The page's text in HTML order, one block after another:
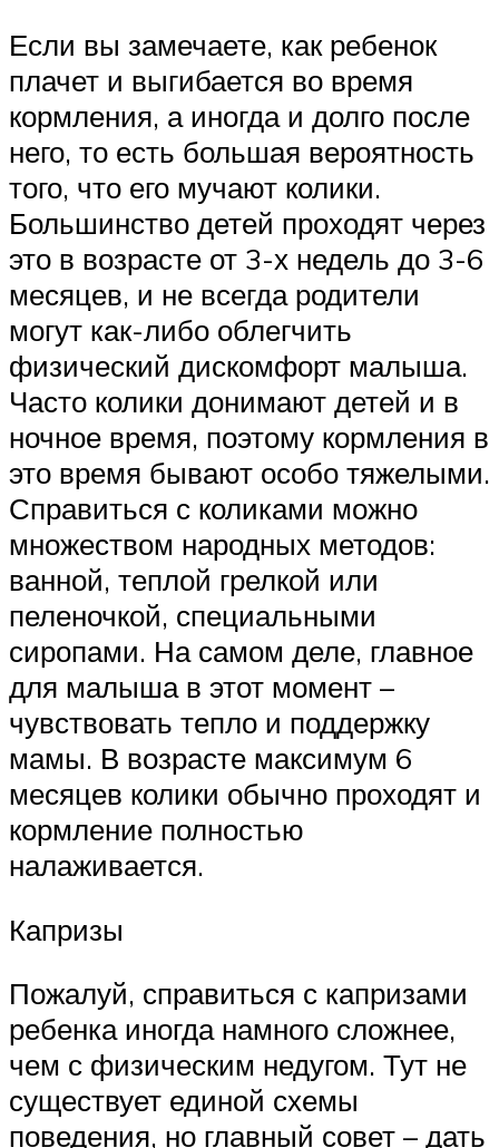
Если вы замечаете, как ребенок
плачет и выгибается во время
кормления, а иногда и долго после
него, то есть большая вероятность
того, что его мучают колики.
Большинство детей проходят через
это в возрасте от 3-х недель до 3-6
месяцев, и не всегда родители
могут как-либо облегчить
физический дискомфорт малыша.
Часто колики донимают детей и в
ночное время, поэтому кормления в
это время бывают особо тяжелыми.
Справиться с коликами можно
множеством народных методов:
ванной, теплой грелкой или
пеленочкой, специальными
сиропами. На самом деле, главное
для малыша в этот момент –
чувствовать тепло и поддержку
мамы. В возрасте максимум 6
месяцев колики обычно проходят и
кормление полностью
налаживается.
Капризы
Пожалуй, справиться с капризами
ребенка иногда намного сложнее,
чем с физическим недугом. Тут не
существует единой схемы
поведения, но главный совет – дать